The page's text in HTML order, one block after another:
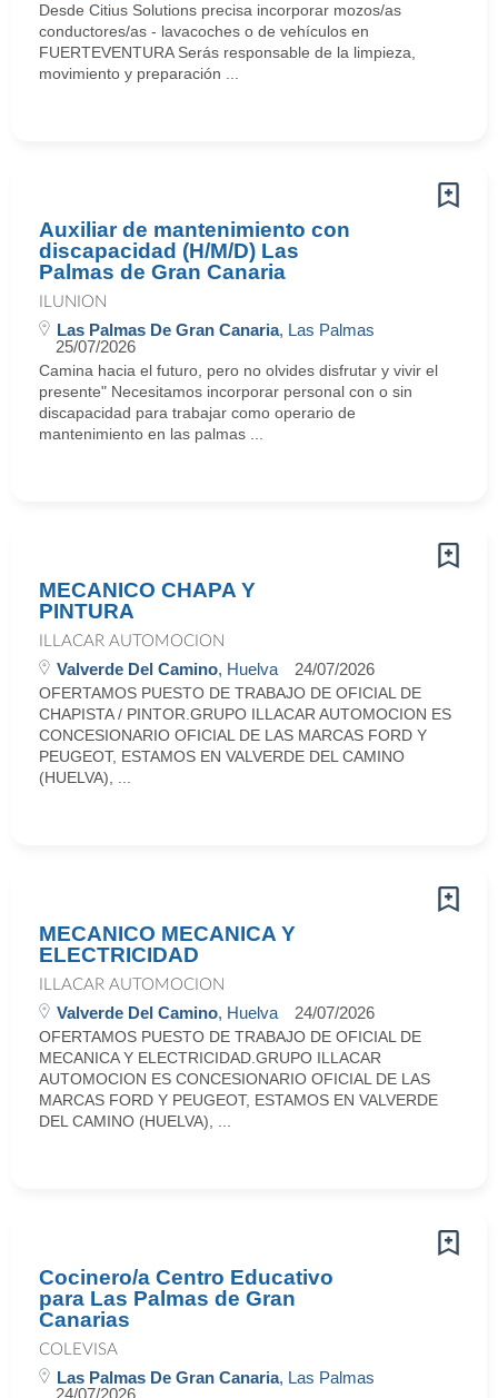
Desde Citius Solutions precisa incorporar mozos/as
conductores/as - lavacoches o de vehículos en
FUERTEVENTURA Serás responsable de la limpieza,
movimiento y preparación ...
Auxiliar de mantenimiento con
discapacidad (H/M/D) Las
Palmas de Gran Canaria
ILUNION
Las Palmas De Gran Canaria, Las Palmas
25/07/2026
Camina hacia el futuro, pero no olvides disfrutar y vivir el
presente" Necesitamos incorporar personal con o sin
discapacidad para trabajar como operario de
mantenimiento en las palmas ...
MECANICO CHAPA Y
PINTURA
ILLACAR AUTOMOCION
Valverde Del Camino, Huelva 24/07/2026
OFERTAMOS PUESTO DE TRABAJO DE OFICIAL DE
CHAPISTA / PINTOR.GRUPO ILLACAR AUTOMOCION ES
CONCESIONARIO OFICIAL DE LAS MARCAS FORD Y
PEUGEOT, ESTAMOS EN VALVERDE DEL CAMINO
(HUELVA), ...
MECANICO MECANICA Y
ELECTRICIDAD
ILLACAR AUTOMOCION
Valverde Del Camino, Huelva 24/07/2026
OFERTAMOS PUESTO DE TRABAJO DE OFICIAL DE
MECANICA Y ELECTRICIDAD.GRUPO ILLACAR
AUTOMOCION ES CONCESIONARIO OFICIAL DE LAS
MARCAS FORD Y PEUGEOT, ESTAMOS EN VALVERDE
DEL CAMINO (HUELVA), ...
Cocinero/a Centro Educativo
para Las Palmas de Gran
Canarias
COLEVISA
Las Palmas De Gran Canaria, Las Palmas
24/07/2026